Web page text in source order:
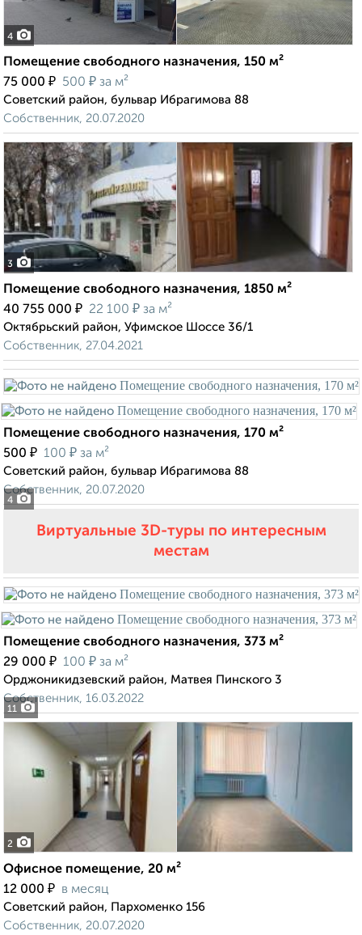
4
Помещение свободного назначения, 150 м²
75 000 ₽ 500 ₽ за м²
Советский район, бульвар Ибрагимова 88
Собственник, 20.07.2020
3
Помещение свободного назначения, 1850 м²
40 755 000 ₽ 22 100 ₽ за м²
Октябрьский район, Уфимское Шоссе 36/1
Собственник, 27.04.2021
4
Помещение свободного назначения, 170 м²
500 ₽ 100 ₽ за м²
Советский район, бульвар Ибрагимова 88
Собственник, 20.07.2020
Виртуальные 3D-туры по интересным
местам
11
Помещение свободного назначения, 373 м²
29 000 ₽ 100 ₽ за м²
Орджоникидзевский район, Матвея Пинского 3
Собственник, 16.03.2022
2
Офисное помещение, 20 м²
12 000 ₽ в месяц
Советский район, Пархоменко 156
Собственник, 20.07.2020